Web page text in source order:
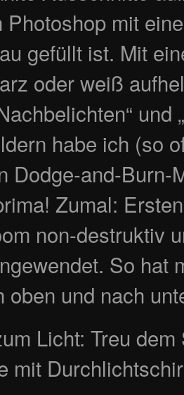
mit
gefüllt ist. Mit
oder weiß
und
habe ich (so
Dodge-and-
Zumal:
non-destruktiv
So hat
oben und nach
Licht: Treu
mit